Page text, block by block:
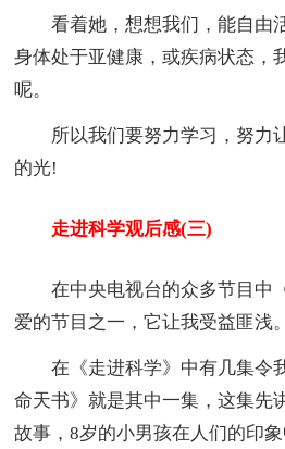
看着她，想想我们，能自由
身体处于亚健康，或疾病状态，
呢。
所以我们要努力学习，努力
的光!
走进科学观后感(三)
在中央电视台的众多节目中
爱的节目之一，它让我受益匪浅。
在《走进科学》中有几集令
命天书》就是其中一集，这集先
故事，8岁的小男孩在人们的印